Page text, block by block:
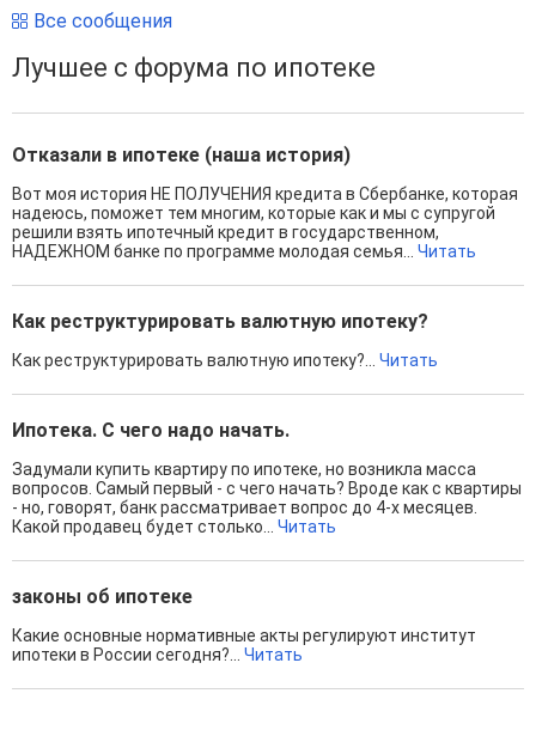
Все сообщения
Лучшее с форума по ипотеке
Отказали в ипотеке (наша история)
Вот моя история НЕ ПОЛУЧЕНИЯ кредита в Сбербанке, которая
надеюсь, поможет тем многим, которые как и мы с супругой
решили взять ипотечный кредит в государственном,
НАДЕЖНОМ банке по программе молодая семья... Читать
Как реструктурировать валютную ипотеку?
Как реструктурировать валютную ипотеку?... Читать
Ипотека. С чего надо начать.
Задумали купить квартиру по ипотеке, но возникла масса
вопросов. Самый первый - с чего начать? Вроде как с квартиры
- но, говорят, банк рассматривает вопрос до 4-х месяцев.
Какой продавец будет столько... Читать
законы об ипотеке
Какие основные нормативные акты регулируют институт
ипотеки в России сегодня?... Читать